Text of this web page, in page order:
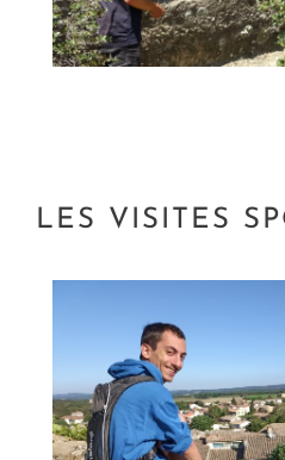
LES VISITES